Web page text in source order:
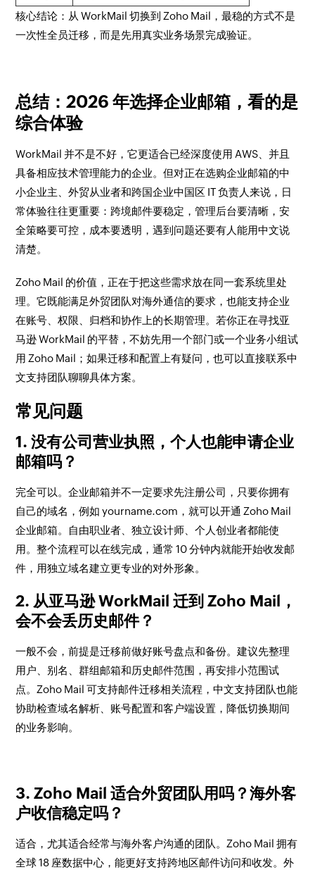
核心结论：从 WorkMail 切换到 Zoho Mail，最稳的方式不是
一次性全员迁移，而是先用真实业务场景完成验证。
总结：2026 年选择企业邮箱，看的是
综合体验
WorkMail 并不是不好，它更适合已经深度使用 AWS、并且
具备相应技术管理能力的企业。但对正在选购企业邮箱的中
小企业主、外贸从业者和跨国企业中国区 IT 负责人来说，日
常体验往往更重要：跨境邮件要稳定，管理后台要清晰，安
全策略要可控，成本要透明，遇到问题还要有人能用中文说
清楚。
Zoho Mail 的价值，正在于把这些需求放在同一套系统里处
理。它既能满足外贸团队对海外通信的要求，也能支持企业
在账号、权限、归档和协作上的长期管理。若你正在寻找亚
马逊 WorkMail 的平替，不妨先用一个部门或一个业务小组试
用 Zoho Mail；如果迁移和配置上有疑问，也可以直接联系中
文支持团队聊聊具体方案。
常见问题
1. 没有公司营业执照，个人也能申请企业
邮箱吗？
完全可以。企业邮箱并不一定要求先注册公司，只要你拥有
自己的域名，例如 yourname.com，就可以开通 Zoho Mail
企业邮箱。自由职业者、独立设计师、个人创业者都能使
用。整个流程可以在线完成，通常 10 分钟内就能开始收发邮
件，用独立域名建立更专业的对外形象。
2. 从亚马逊 WorkMail 迁到 Zoho Mail，
会不会丢历史邮件？
一般不会，前提是迁移前做好账号盘点和备份。建议先整理
用户、别名、群组邮箱和历史邮件范围，再安排小范围试
点。Zoho Mail 可支持邮件迁移相关流程，中文支持团队也能
协助检查域名解析、账号配置和客户端设置，降低切换期间
的业务影响。
3. Zoho Mail 适合外贸团队用吗？海外客
户收信稳定吗？
适合，尤其适合经常与海外客户沟通的团队。Zoho Mail 拥有
全球 18 座数据中心，能更好支持跨地区邮件访问和收发。外